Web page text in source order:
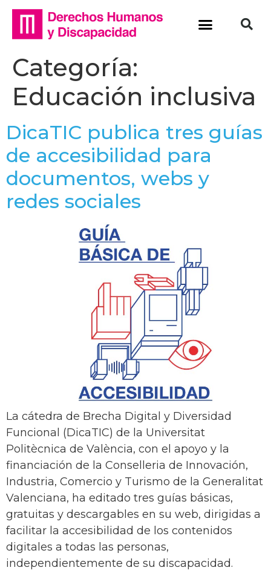
Categoría:
Educación inclusiva
DicaTIC publica tres guías
de accesibilidad para
documentos, webs y
redes sociales
La cátedra de Brecha Digital y Diversidad
Funcional (DicaTIC) de la Universitat
Politècnica de València, con el apoyo y la
financiación de la Conselleria de Innovación,
Industria, Comercio y Turismo de la Generalitat
Valenciana, ha editado tres guías básicas,
gratuitas y descargables en su web, dirigidas a
facilitar la accesibilidad de los contenidos
digitales a todas las personas,
independientemente de su discapacidad.